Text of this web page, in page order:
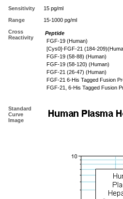
Sensitivity
15 pg/ml
Range
15-1000 pg/ml
Cross
Reactivity
Peptide
FGF-19 (Human)
[Cys0]-FGF-21 (184-
FGF-19 (58-88) (Human)
FGF-19 (58-120) (Human)
FGF-21 (26-47) (Human)
FGF-21 6-His Tagged Fusion
FGF-21, 6-His Tagged Fusion
Standard
Curve
Image